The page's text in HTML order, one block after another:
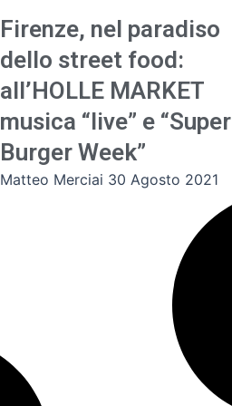
Firenze, nel paradiso
dello street food:
all’HOLLE MARKET
musica “live” e “Super
Burger Week”
Matteo Merciai 30 Agosto 2021